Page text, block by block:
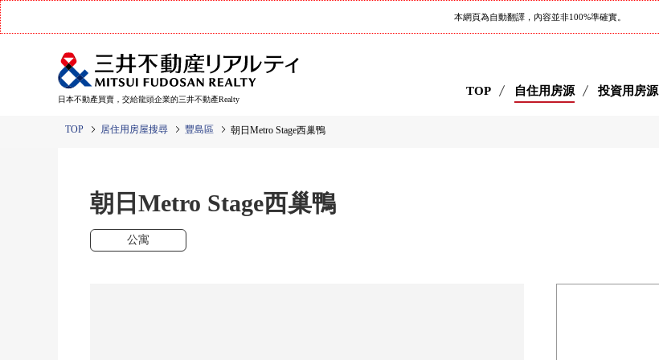
本網頁為自動翻譯，內容並非100%準確實。
日本不動產買賣，交給龍頭企業的三井不動產Realty
TOP 自住用房源 投資用房源
TOP 居住用房屋搜尋 豐島區 朝日Metro Stage西巢鴨
朝日Metro Stage西巢鴨
公寓